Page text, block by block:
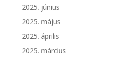
2025. június
2025. május
2025. április
2025. március